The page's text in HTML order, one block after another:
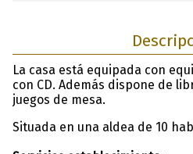
La casa está equipada con
con CD. Además dispone de
juegos de mesa.
Situada en una aldea de 10